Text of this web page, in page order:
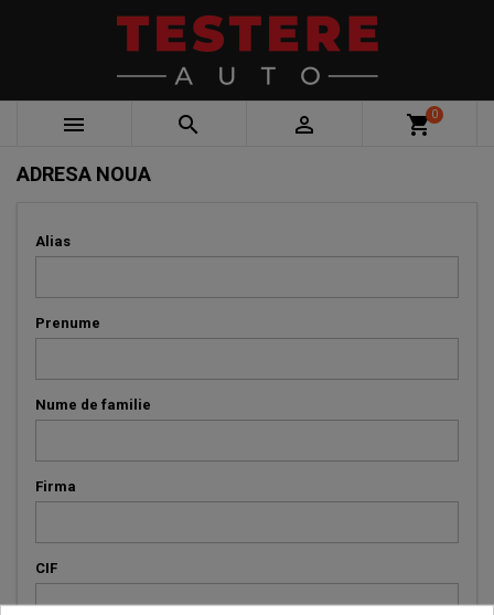
   shopping_cart0
ADRESA NOUA
Alias
Prenume
Nume de familie
Firma
CIF